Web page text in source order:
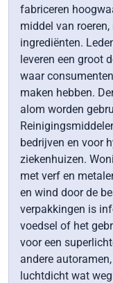
fabriceren
middel van
ingrediënten.
leveren een groot
waar
maken hebben.
alom worden
bedrijven en voor
ziekenhuizen.
met verf en
en wind door de
verpakkingen is
voedsel of het
voor een
andere
luchtdicht wat